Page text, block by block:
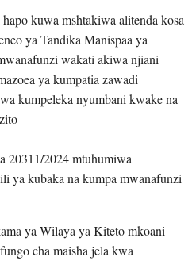
kuwa mshtakiwa alitenda kosa
ya Tandika Manispaa ya
wakati akiwa njiani
ya kumpatia zawadi
kumpeleka nyumbani kwake na
20311/2024 mtuhumiwa
ya kubaka na kumpa mwanafunzi
ya Wilaya ya Kiteto mkoani
cha maisha jela kwa